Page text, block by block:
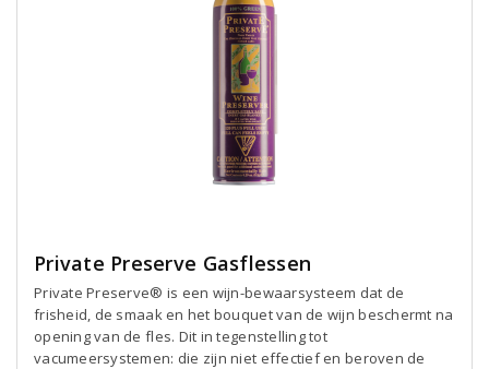
Private Preserve Gasflessen
Private Preserve® is een wijn-bewaarsysteem dat de
frisheid, de smaak en het bouquet van de wijn beschermt na
opening van de fles. Dit in tegenstelling tot
vacumeersystemen: die zijn niet effectief en beroven de